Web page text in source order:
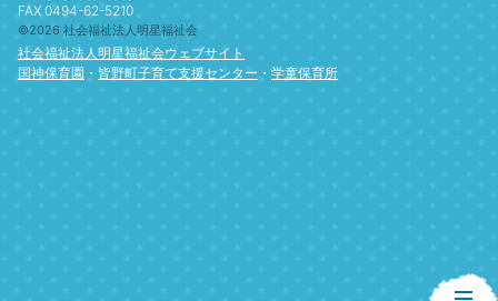
FAX 0494-62-5210
©2026 社会福祉法人明星福祉会
社会福祉法人明星福祉会ウェブサイト
国神保育園 ・ 皆野町子育て支援センター ・ 学童保育所